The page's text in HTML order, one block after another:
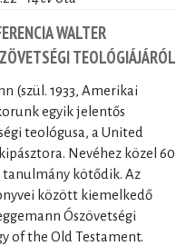
WALTER
TEOLÓGIÁJÁRÓL
(szül. 1933, Amerikai
egyik jelentős
teológusa, a United
Nevéhez közel 60
tanulmány kötődik. Az
között kiemelkedő
Ószövetségi
of the Old Testament.